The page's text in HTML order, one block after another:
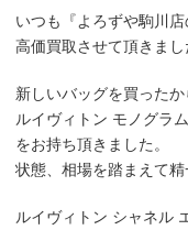
いつも『よろずや駒川
高価買取させて頂きまし
新しいバッグを買った
ルイヴィトン モノグラ
をお持ち頂きました。
状態、相場を踏まえて
ルイヴィトン シャネル